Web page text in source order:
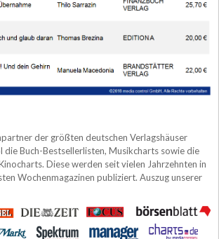
der größten deutschen Verlagshäuser
Buch-Bestsellerlisten, Musikcharts sowie die
Diese werden seit vielen Jahrzehnten in
Wochenmagazinen publiziert. Auszug unserer